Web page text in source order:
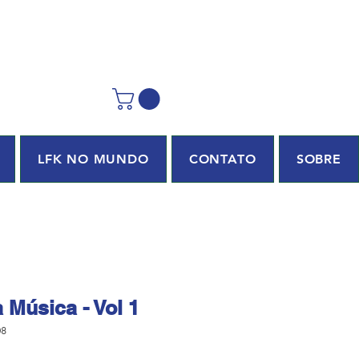
LFK NO MUNDO CONTATO SOBRE
Música - Vol 1